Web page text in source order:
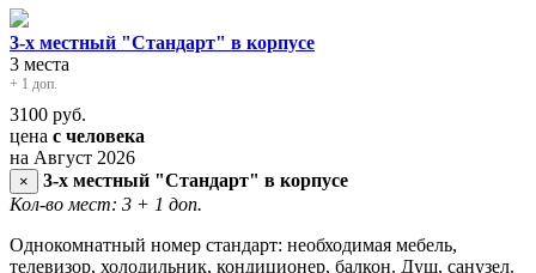
3-х местный "Стандарт" в корпусе
3 места
+ 1 доп.
3100 руб.
цена с человека
на Август 2026
×
3-х местный "Стандарт" в корпусе
Кол-во мест: 3 + 1 доп.
Однокомнатный номер стандарт: необходимая мебель,
телевизор, холодильник, кондиционер, балкон. Душ, санузел.